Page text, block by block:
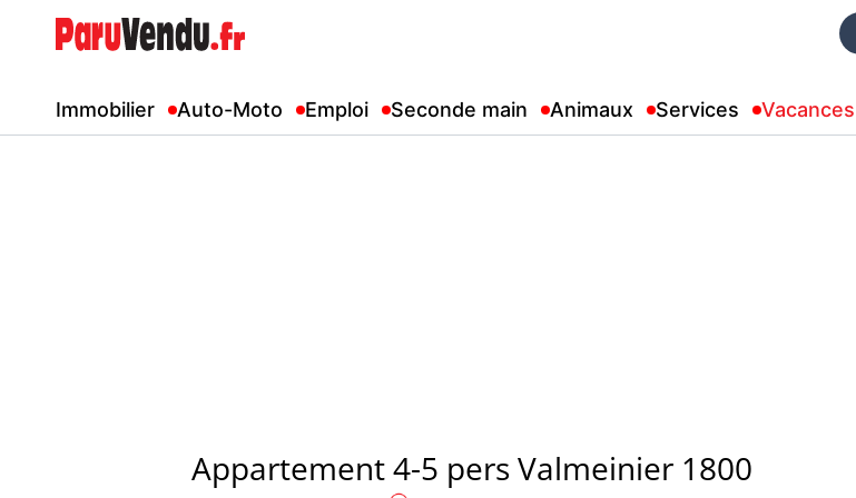
Immobilier Auto-Moto Emploi Seconde main Animaux Services Vacances
Appartement 4-5 pers Valmeinier 1800